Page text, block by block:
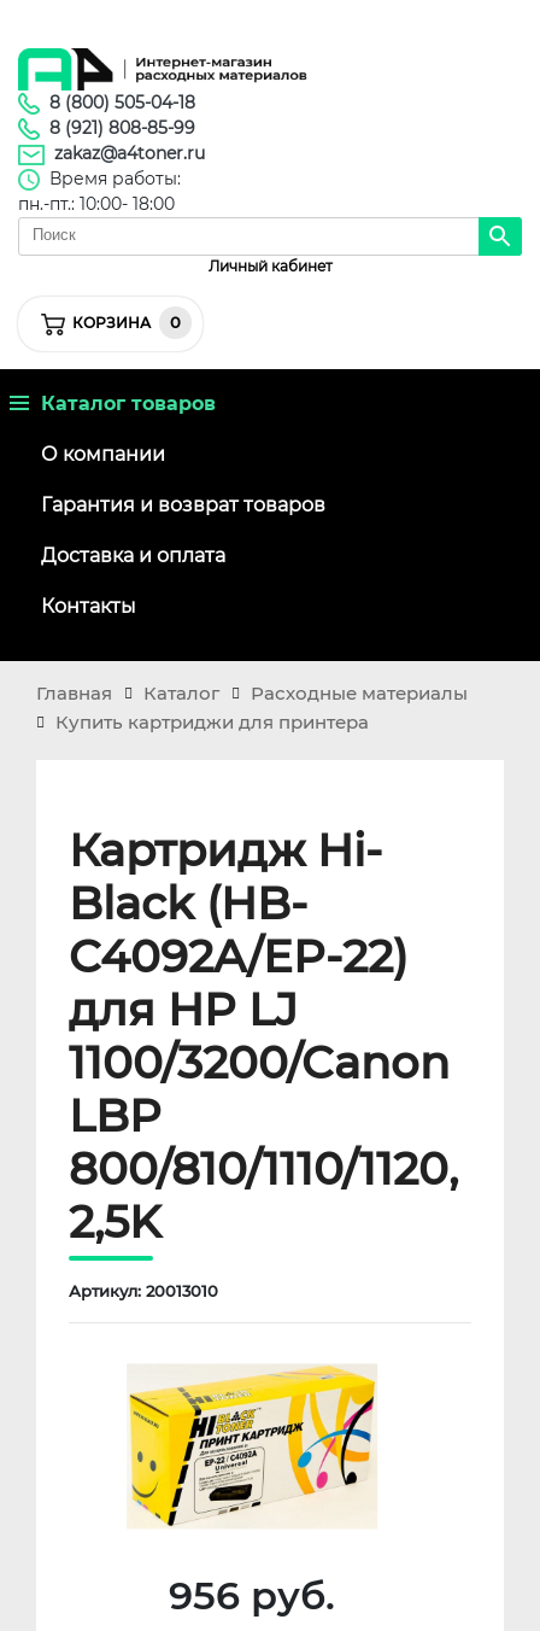
8 (800) 505-04-18
8 (921) 808-85-99
zakaz@a4toner.ru
Время работы:
пн.-пт.: 10:00- 18:00
Личный кабинет
КОРЗИНА 0
Каталог товаров
О компании
Гарантия и возврат товаров
Доставка и оплата
Контакты
Главная Каталог
Расходные материалы
Купить картриджи для принтера
Картридж Hi-
Black (HB-
C4092A/EP-22)
для HP LJ
1100/3200/Canon
LBP
800/810/1110/1120,
2,5K
Артикул: 20013010
956 руб.